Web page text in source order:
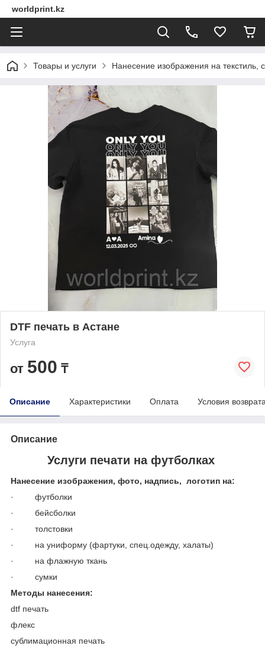
worldprint.kz
Товары и услуги Нанесение изображения на текстиль,
DTF печать в Астане
Услуга
от 500 ₸
Описание Характеристики Оплата Условия
Описание
Услуги печати на футболках
Нанесение изображения, фото, надпись, логотип на:
· футболки
· бейсболки
· толстовки
· на униформу (фартуки, спец.одежду, халаты)
· на флажную ткань
· сумки
Методы нанесения:
dtf печать
флекс
сублимационная печать